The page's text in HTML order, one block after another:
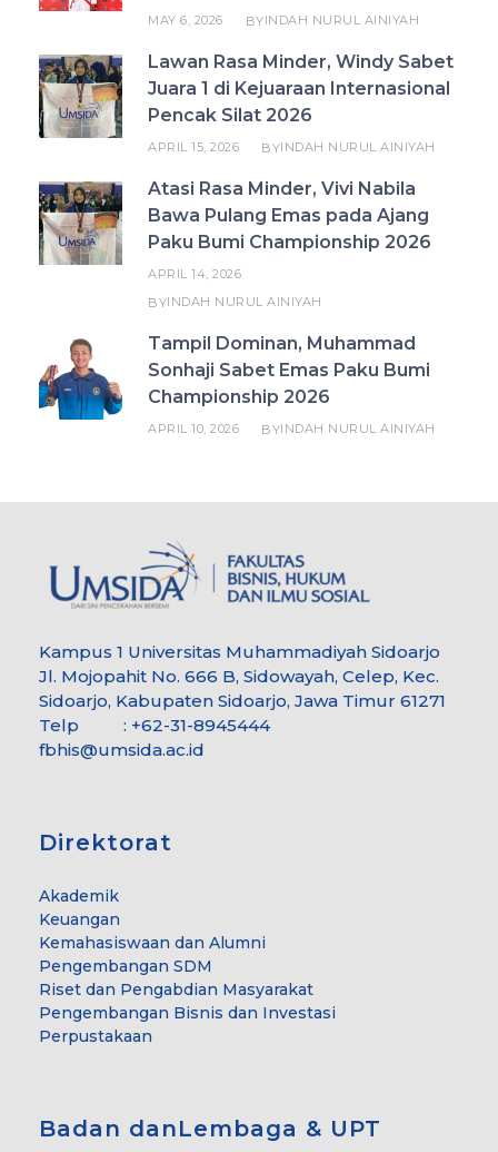
MAY 6, 2026 BYINDAH NURUL AINIYAH
Lawan Rasa Minder, Windy Sabet
Juara 1 di Kejuaraan Internasional
Pencak Silat 2026
APRIL 15, 2026 BYINDAH NURUL AINIYAH
Atasi Rasa Minder, Vivi Nabila
Bawa Pulang Emas pada Ajang
Paku Bumi Championship 2026
APRIL 14, 2026
BYINDAH NURUL AINIYAH
Tampil Dominan, Muhammad
Sonhaji Sabet Emas Paku Bumi
Championship 2026
APRIL 10, 2026 BYINDAH NURUL AINIYAH
Kampus 1 Universitas Muhammadiyah Sidoarjo
Jl. Mojopahit No. 666 B, Sidowayah, Celep, Kec.
Sidoarjo, Kabupaten Sidoarjo, Jawa Timur 61271
Telp : +62-31-8945444
fbhis@umsida.ac.id
Direktorat
Akademik
Keuangan
Kemahasiswaan dan Alumni
Pengembangan SDM
Riset dan Pengabdian Masyarakat
Pengembangan Bisnis dan Investasi
Perpustakaan
Badan danLembaga & UPT